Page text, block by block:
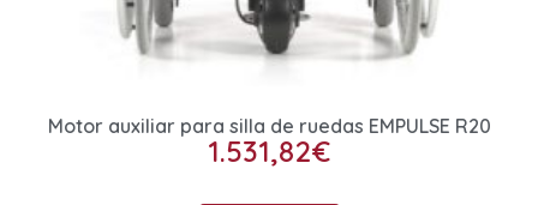
Motor auxiliar para silla de ruedas EMPULSE R20
1.531,82€